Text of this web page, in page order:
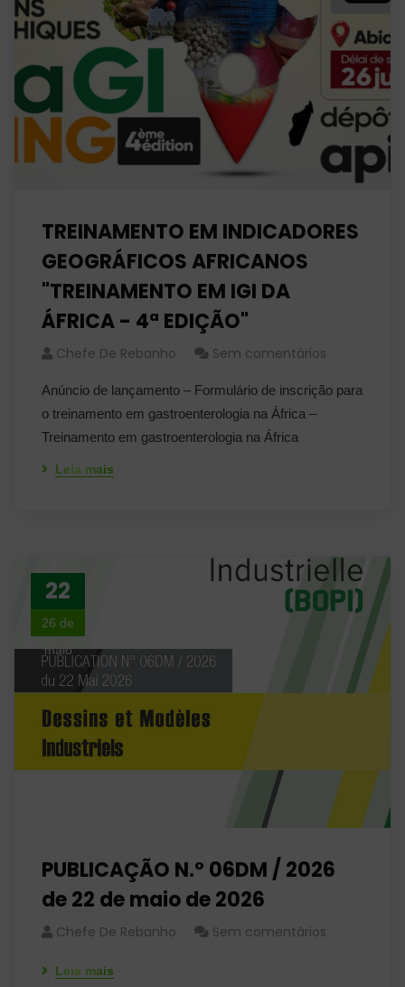
maio
TREINAMENTO EM INDICADORES
GEOGRÁFICOS AFRICANOS
"TREINAMENTO EM IGI DA
ÁFRICA - 4ª EDIÇÃO"
Chefe De Rebanho Sem comentários
Anúncio de lançamento – Formulário de inscrição para
o treinamento em gastroenterologia na África –
Treinamento em gastroenterologia na África
Leia mais
22
26 de
maio
PUBLICAÇÃO N.º 06DM / 2026
de 22 de maio de 2026
Chefe De Rebanho Sem comentários
Leia mais